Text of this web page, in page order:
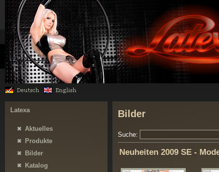
Latexa
Aktuelles
Produkte
Bilder
Katalog
Bilder
Suche:
Neuheiten 2009 SE -